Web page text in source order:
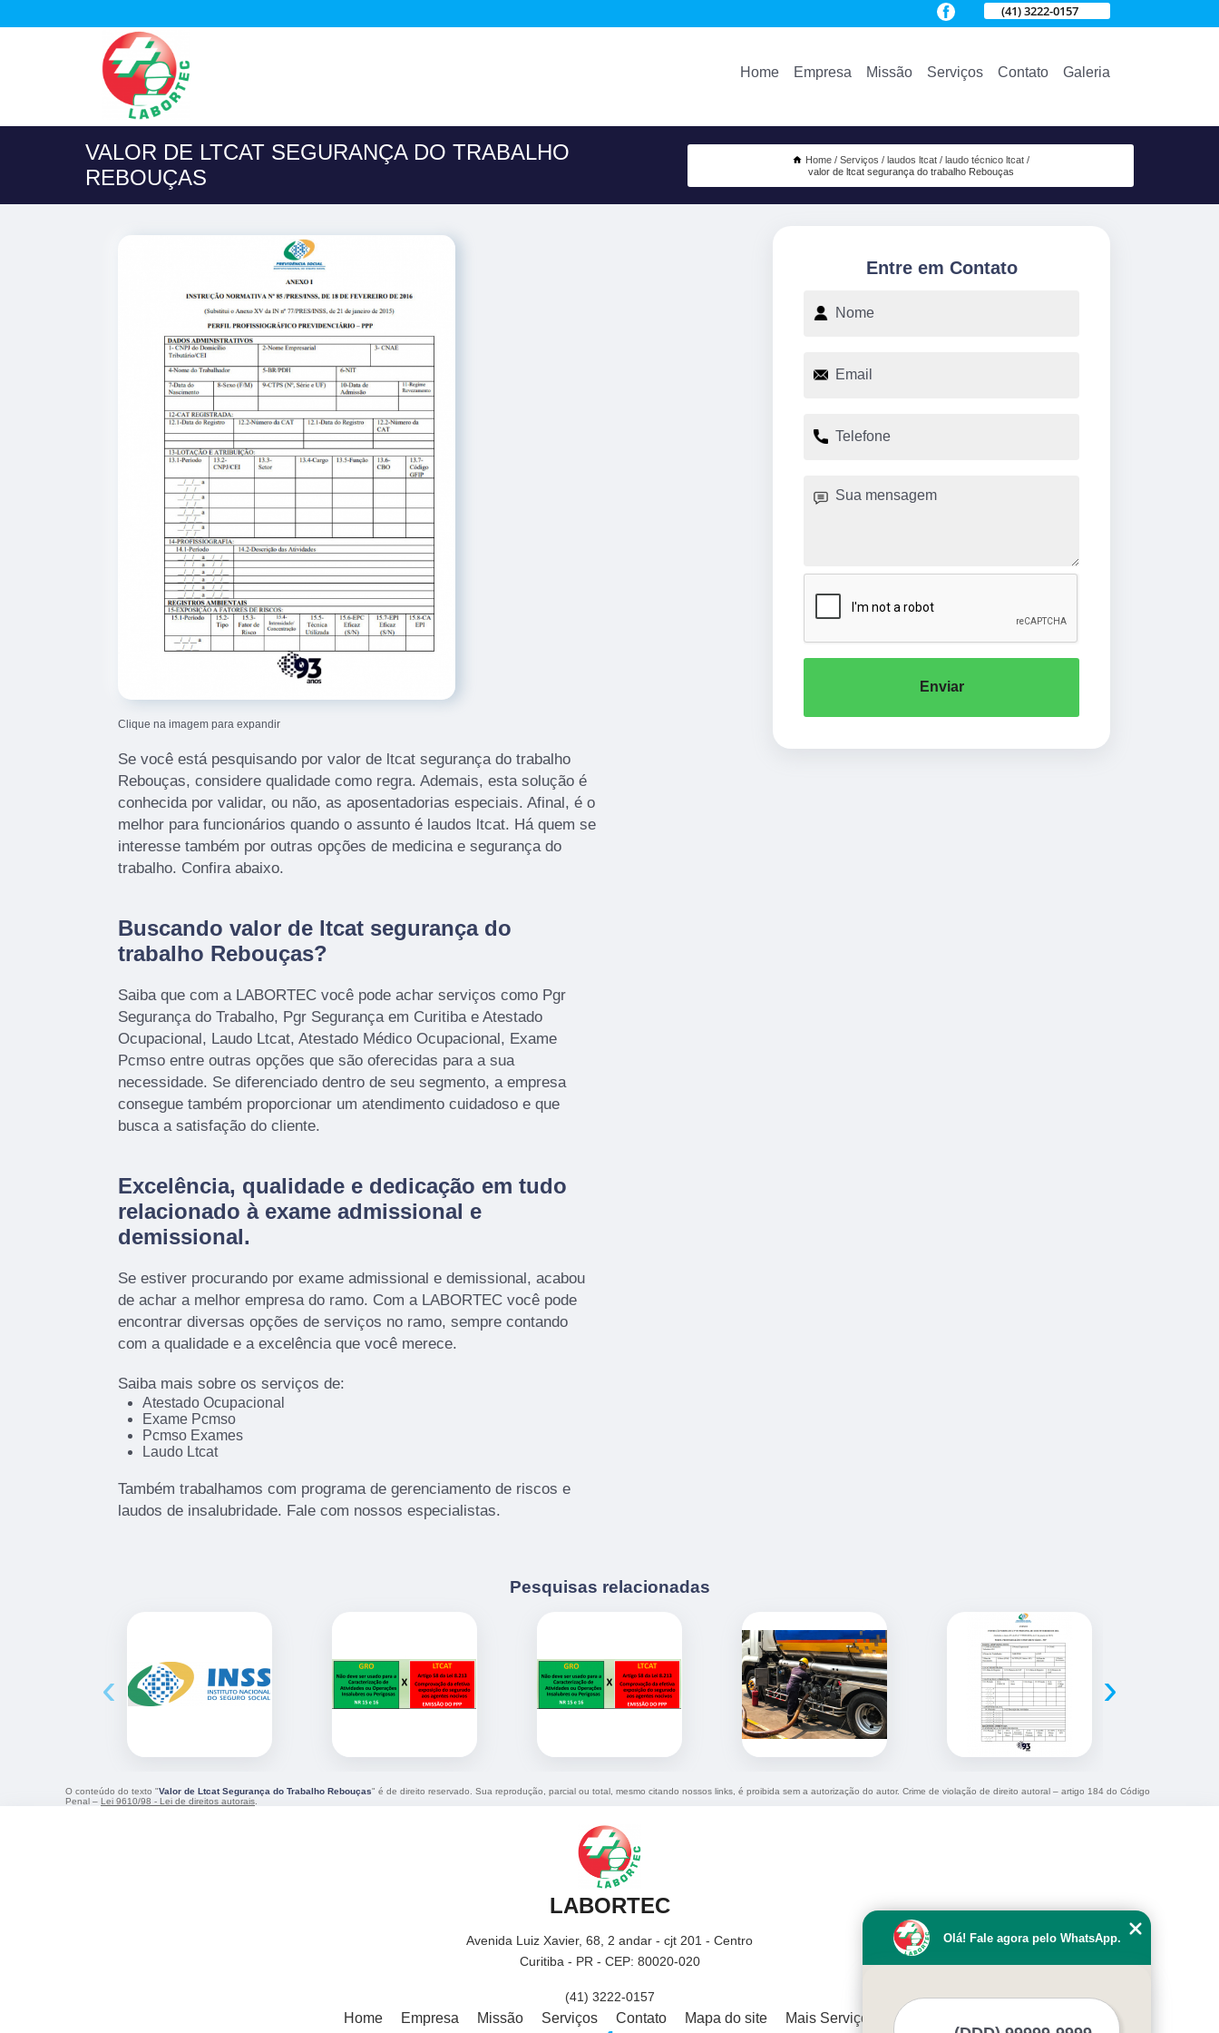
(41) 3222-0157
Home Empresa Missão Serviços Contato Galeria
VALOR DE LTCAT SEGURANÇA DO TRABALHO
REBOUÇAS
Home Serviços laudos ltcat
laudo técnico ltcat
valor de ltcat segurança do trabalho Rebouças
Clique na imagem para expandir
Se você está pesquisando por valor de ltcat segurança do trabalho
Rebouças, considere qualidade como regra. Ademais, esta solução é
conhecida por validar, ou não, as aposentadorias especiais. Afinal, é o
melhor para funcionários quando o assunto é laudos ltcat. Há quem se
interesse também por outras opções de medicina e segurança do
trabalho. Confira abaixo.
Buscando valor de ltcat segurança do
trabalho Rebouças?
Saiba que com a LABORTEC você pode achar serviços como Pgr
Segurança do Trabalho, Pgr Segurança em Curitiba e Atestado
Ocupacional, Laudo Ltcat, Atestado Médico Ocupacional, Exame
Pcmso entre outras opções que são oferecidas para a sua
necessidade. Se diferenciado dentro de seu segmento, a empresa
consegue também proporcionar um atendimento cuidadoso e que
busca a satisfação do cliente.
Excelência, qualidade e dedicação em tudo
relacionado à exame admissional e
demissional.
Se estiver procurando por exame admissional e demissional, acabou
de achar a melhor empresa do ramo. Com a LABORTEC você pode
encontrar diversas opções de serviços no ramo, sempre contando
com a qualidade e a excelência que você merece.
Saiba mais sobre os serviços de:
Atestado Ocupacional
Exame Pcmso
Pcmso Exames
Laudo Ltcat
Também trabalhamos com programa de gerenciamento de riscos e
laudos de insalubridade. Fale com nossos especialistas.
Entre em Contato
Enviar
Pesquisas relacionadas
‹ ›
O conteúdo do texto "Valor de Ltcat Segurança do Trabalho Rebouças" é de direito reservado. Sua reprodução, parcial ou total, mesmo citando nossos links, é proibida sem a autorização do autor. Crime de violação de direito autoral – artigo 184 do Código
Penal – Lei 9610/98 - Lei de direitos autorais
LABORTEC
Avenida Luiz Xavier, 68, 2 andar - cjt 201 - Centro
Curitiba - PR - CEP: 80020-020
(41) 3222-0157
Home Empresa Missão Serviços Contato Mapa do site Mais Serviços
Olá! Fale agora pelo WhatsApp.